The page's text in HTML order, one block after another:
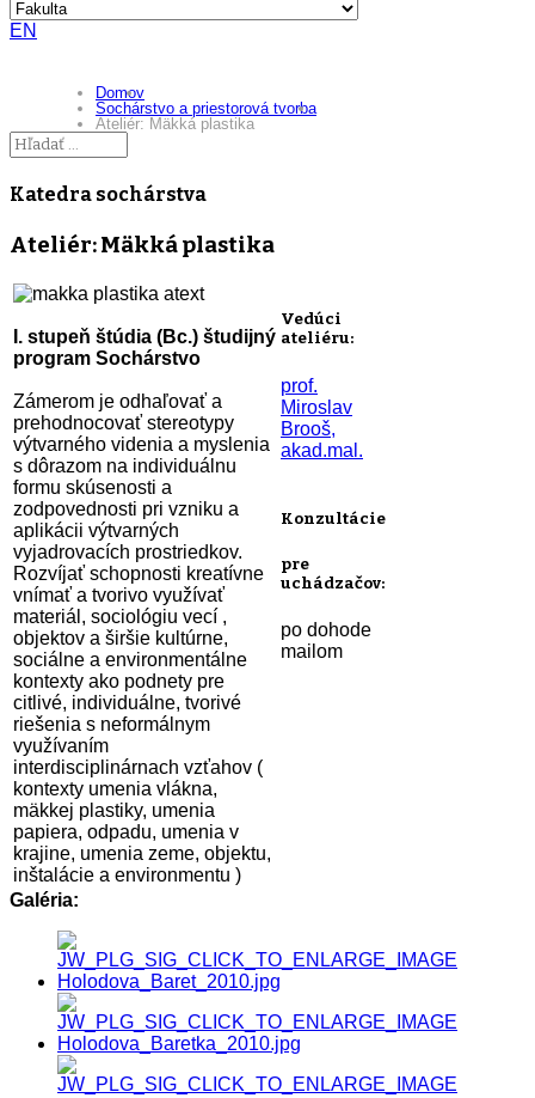
EN
Domov
Sochárstvo a priestorová tvorba
Ateliér: Mäkká plastika
Katedra sochárstva
Ateliér: Mäkká plastika
I. stupeň štúdia (Bc.) študijný
program Sochárstvo
Zámerom je odhaľovať a
prehodnocovať stereotypy
výtvarného videnia a myslenia
s dôrazom na individuálnu
formu skúsenosti a
zodpovednosti pri vzniku a
aplikácii výtvarných
vyjadrovacích prostriedkov.
Rozvíjať schopnosti kreatívne
vnímať a tvorivo využívať
materiál, sociológiu vecí ,
objektov a širšie kultúrne,
sociálne a environmentálne
kontexty ako podnety pre
citlivé, individuálne, tvorivé
riešenia s neformálnym
využívaním
interdisciplinárnach vzťahov (
kontexty umenia vlákna,
mäkkej plastiky, umenia
papiera, odpadu, umenia v
krajine, umenia zeme, objektu,
inštalácie a environmentu )
Vedúci
ateliéru:
prof.
Miroslav
Brooš,
akad.mal.
Konzultácie
pre
uchádzačov:
po dohode
mailom
Galéria: